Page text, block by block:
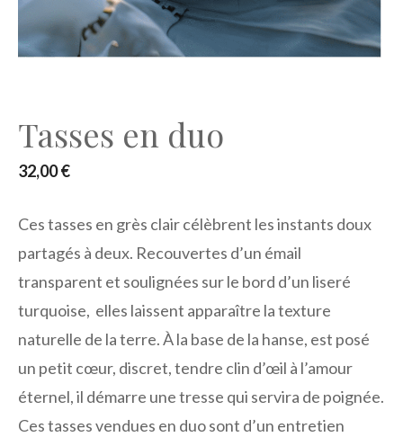
Tasses en duo
32,00€
Ces tasses en grès clair célèbrent les instants doux
partagés à deux. Recouvertes d’un émail
transparent et soulignées sur le bord d’un liseré
turquoise, elles laissent apparaître la texture
naturelle de la terre. À la base de la hanse, est posé
un petit cœur, discret, tendre clin d’œil à l’amour
éternel, il démarre une tresse qui servira de poignée.
Ces tasses vendues en duo sont d’un entretien